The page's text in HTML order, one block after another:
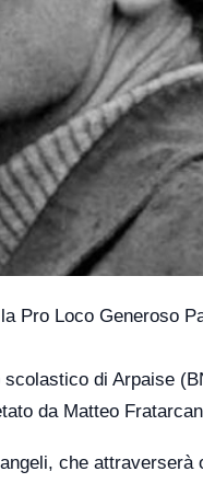
Pro Loco Generoso
di Arpaise
da Matteo
che attraverserà